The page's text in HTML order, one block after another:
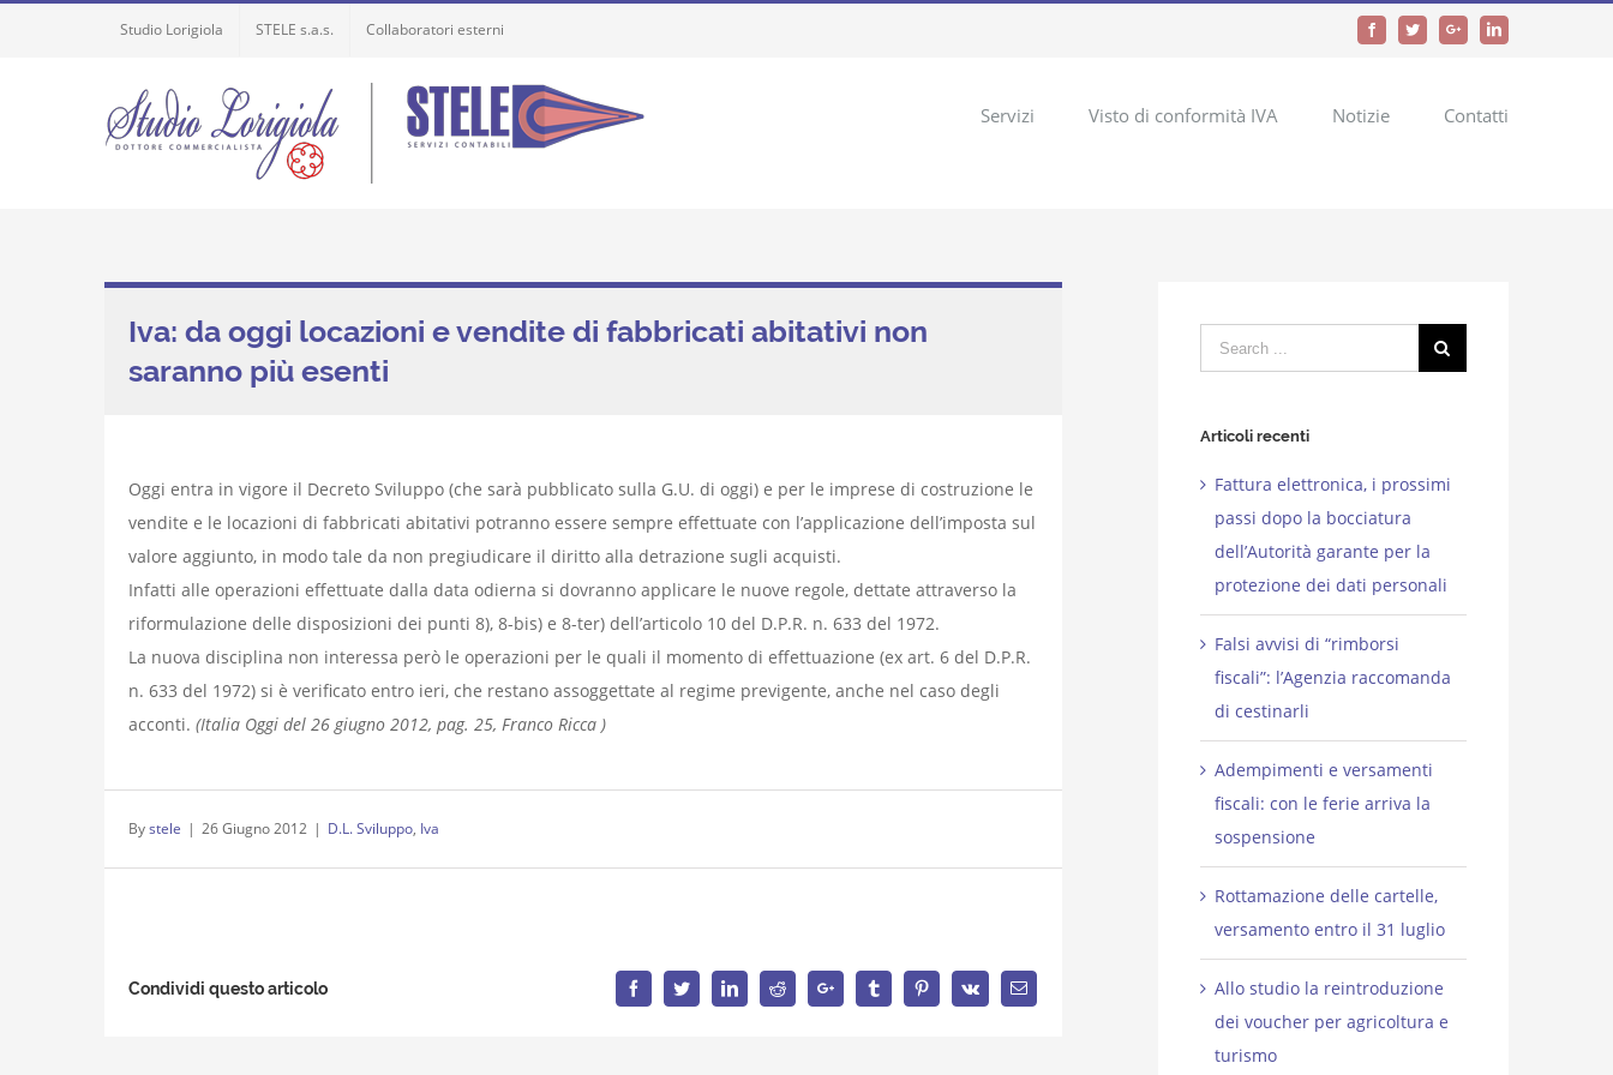
Studio Lorigiola STELE s.a.s. Collaboratori esterni FacebookTwitterGoogle+LinkedIn
Servizi Visto di conformità IVA Notizie Contatti
Iva: da oggi locazioni e vendite di fabbricati abitativi non
saranno più esenti
Oggi entra in vigore il Decreto Sviluppo (che sarà pubblicato sulla G.U. di oggi) e per le imprese di costruzione le
vendite e le locazioni di fabbricati abitativi potranno essere sempre effettuate con l’applicazione dell’imposta sul
valore aggiunto, in modo tale da non pregiudicare il diritto alla detrazione sugli acquisti.
Infatti alle operazioni effettuate dalla data odierna si dovranno applicare le nuove regole, dettate attraverso la
riformulazione delle disposizioni dei punti 8), 8-bis) e 8-ter) dell’articolo 10 del D.P.R. n. 633 del 1972.
La nuova disciplina non interessa però le operazioni per le quali il momento di effettuazione (ex art. 6 del D.P.R.
n. 633 del 1972) si è verificato entro ieri, che restano assoggettate al regime previgente, anche nel caso degli
acconti. (Italia Oggi del 26 giugno 2012, pag. 25, Franco Ricca )
Bystele | 26 Giugno 2012 | D.L. Sviluppo, Iva
Condividi questo articolo FacebookTwitterLinkedInReddit Google+ Tumblr PinterestVk Email
Search
for:
Articoli recenti
Fattura elettronica, i prossimi
passi dopo la bocciatura
dell’Autorità garante per la
protezione dei dati personali
Falsi avvisi di “rimborsi
fiscali”: l’Agenzia raccomanda
di cestinarli
Adempimenti e versamenti
fiscali: con le ferie arriva la
sospensione
Rottamazione delle cartelle,
versamento entro il 31 luglio
Allo studio la reintroduzione
dei voucher per agricoltura e
turismo